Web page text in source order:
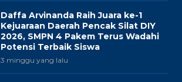
Daffa Arvinanda Raih Juara ke-1
Kejuaraan Daerah Pencak Silat DIY
2026, SMPN 4 Pakem Terus Wadahi
Potensi Terbaik Siswa
3 minggu yang lalu